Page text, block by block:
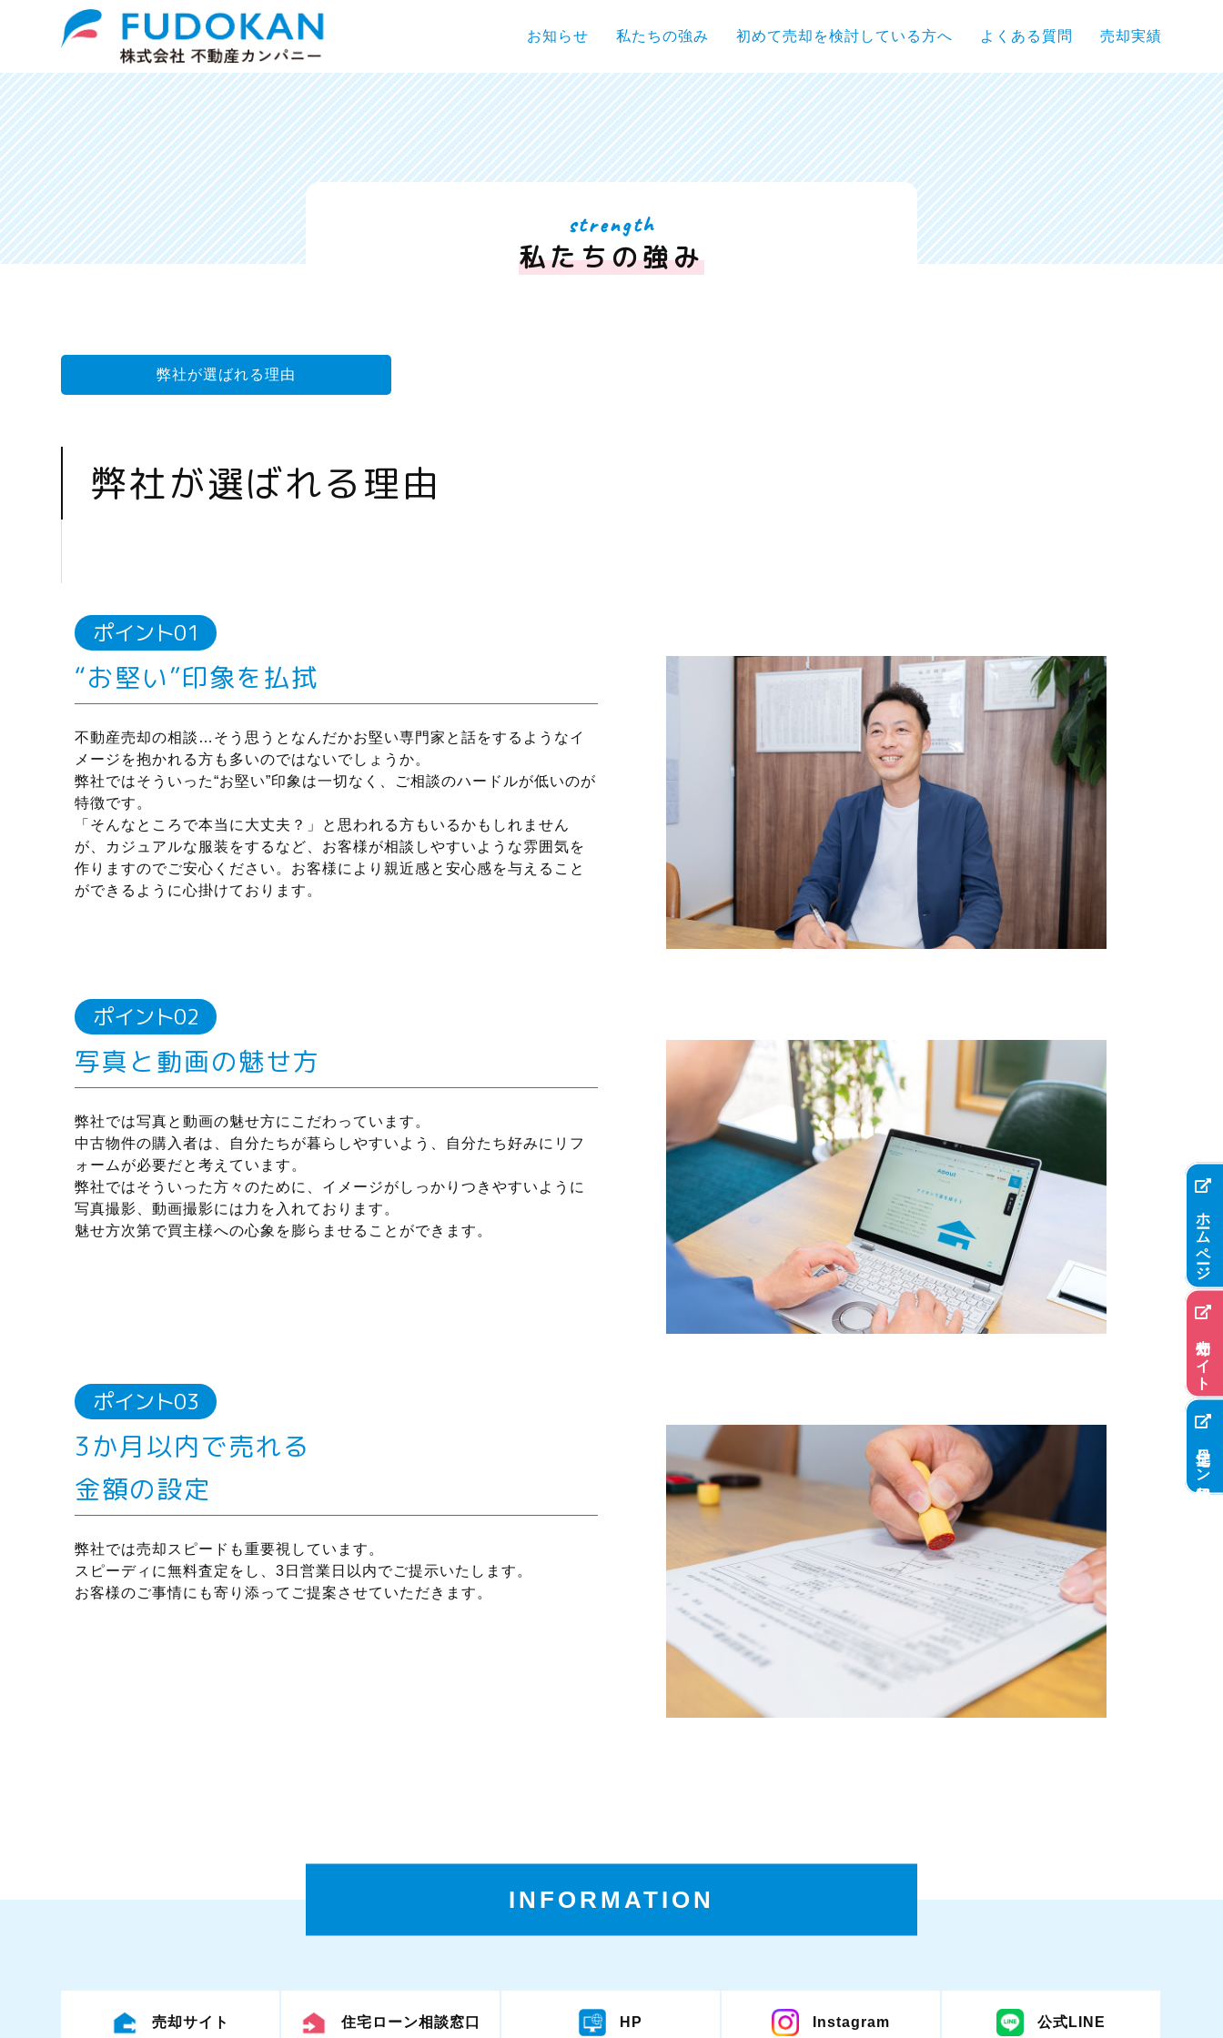
お知らせ 私たちの強み 初めて売却を検討している方へ よくある質問 売却実績
strength
私たちの強み
弊社が選ばれる理由
弊社が選ばれる理由
“お堅い”印象を払拭
不動産売却の相談…そう思うとなんだかお堅い専門家と話をするようなイ
メージを抱かれる方も多いのではないでしょうか。
弊社ではそういった“お堅い”印象は一切なく、ご相談のハードルが低いのが
特徴です。
「そんなところで本当に大丈夫？」と思われる方もいるかもしれません
が、カジュアルな服装をするなど、お客様が相談しやすいような雰囲気を
作りますのでご安心ください。お客様により親近感と安心感を与えること
ができるように心掛けております。
写真と動画の魅せ方
弊社では写真と動画の魅せ方にこだわっています。
中古物件の購入者は、自分たちが暮らしやすいよう、自分たち好みにリフ
ォームが必要だと考えています。
弊社ではそういった方々のために、イメージがしっかりつきやすいように
写真撮影、動画撮影には力を入れております。
魅せ方次第で買主様への心象を膨らませることができます。
3か月以内で売れる
金額の設定
弊社では売却スピードも重要視しています。
スピーディに無料査定をし、3日営業日以内でご提示いたします。
お客様のご事情にも寄り添ってご提案させていただきます。
INFORMATION
売却サイト 住宅ローン相談窓口 HP Instagram 公式LINE
ホームページ
売却サイト
住宅ローン相談窓口